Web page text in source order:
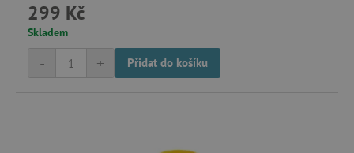
299 Kč
Skladem
+
- Přidat do košíku